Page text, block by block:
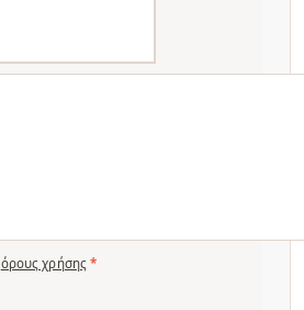
όρους χρήσης *